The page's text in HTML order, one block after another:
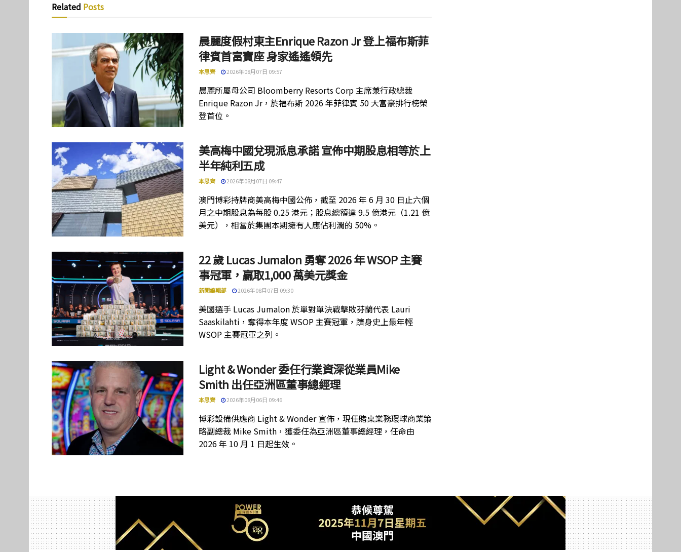
Related Posts
晨麗度假村東主Enrique Razon Jr 登上福布斯菲
律賓首富寶座 身家遙遙領先
本思齊 2026年08月07日 09:57
晨麗所屬母公司 Bloomberry Resorts Corp 主席兼行政總裁
Enrique Razon Jr，於福布斯 2026 年菲律賓 50 大富豪排行榜榮
登首位。
美高梅中國兌現派息承諾 宣佈中期股息相等於上
半年純利五成
本思齊 2026年08月07日 09:47
澳門博彩持牌商美高梅中國公佈，截至 2026 年 6 月 30 日止六個
月之中期股息為每股 0.25 港元；股息總額達 9.5 億港元（1.21 億
美元），相當於集團本期擁有人應佔利潤的 50%。
22 歲 Lucas Jumalon 勇奪 2026 年 WSOP 主賽
事冠軍，贏取1,000 萬美元獎金
新聞編輯部 2026年08月07日 09:30
美國選手 Lucas Jumalon 於單對單決戰擊敗芬蘭代表 Lauri
Saaskilahti，奪得本年度 WSOP 主賽冠軍，躋身史上最年輕
WSOP 主賽冠軍之列。
Light & Wonder 委任行業資深從業員Mike
Smith 出任亞洲區董事總經理
本思齊 2026年08月06日 09:46
博彩設備供應商 Light & Wonder 宣佈，現任賭桌業務環球商業策
略副總裁 Mike Smith，獲委任為亞洲區董事總經理，任命由
2026 年 10 月 1 日起生效。